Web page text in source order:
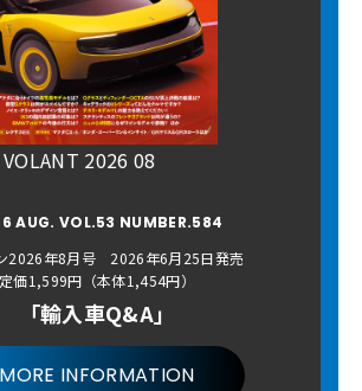
VOLANT 2026 08
AUG. VOL.53 NUMBER.584
2026年8月号 2026年6月25日発売
定価1,599円（本体1,454円）
「輸入車Q&A」
MORE INFORMATION